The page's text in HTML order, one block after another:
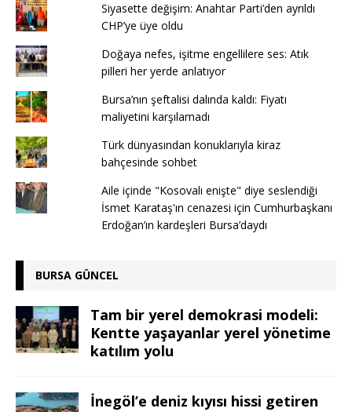
Siyasette değişim: Anahtar Parti’den ayrıldı
CHP’ye üye oldu
Doğaya nefes, işitme engellilere ses: Atık
pilleri her yerde anlatıyor
Bursa’nın şeftalisi dalında kaldı: Fiyatı
maliyetini karşılamadı
Türk dünyasından konuklarıyla kiraz
bahçesinde sohbet
Aile içinde "Kosovalı enişte" diye seslendiği
İsmet Karataş'ın cenazesi için Cumhurbaşkanı
Erdoğan’ın kardeşleri Bursa’daydı
BURSA GÜNCEL
Tam bir yerel demokrasi modeli:
Kentte yaşayanlar yerel yönetime
katılım yolu
İnegöl’e deniz kıyısı hissi getiren